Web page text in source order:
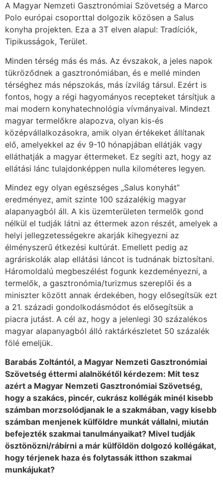
A Magyar Nemzeti Gasztronómiai Szövetség a Marco
Polo európai csoporttal dolgozik közösen a Salus
konyha projekten. Eza a 3T elven alapul: Tradíciók,
Tipikusságok, Terület.
Minden térség más és más. Az évszakok, a jeles napok
tükröződnek a gasztronómiában, és e mellé minden
térséghez más népszokás, más ízvilág társul. Ezért is
fontos, hogy a régi hagyományos recepteket társítjuk a
mai modern konyhatechnológia vívmányaival. Mindezt
magyar termelőkre alapozva, olyan kis-és
középvállalkozásokra, amik olyan értékeket állítanak
elő, amelyekkel az év 9-10 hónapjában ellátják vagy
elláthatják a magyar éttermeket. Ez segíti azt, hogy az
ellátási lánc tulajdonképpen nulla kilométeres legyen.
Mindez egy olyan egészséges „Salus konyhát”
eredményez, amit szinte 100 százalékig magyar
alapanyagból áll. A kis üzemterületen termelők gond
nélkül el tudják látni az éttermek azon részét, amelyek a
helyi jellegzetességekre akarják kihegyezni az
élményszerű étkezési kultúrát. Emellett pedig az
agráriskolák alap ellátási láncot is tudnának biztosítani.
Háromoldalú megbeszélést fogunk kezdeményezni, a
termelők, a gasztronómia/turizmus szereplői és a
miniszter között annak érdekében, hogy elősegítsük ezt
a 21. századi gondolkodásmódot és elősegítsük a
piacra jutást. A cél az, hogy a jelenlegi 30 százalékos
magyar alapanyagból álló raktárkészletet 50 százalék
fölé emeljük.
Barabás Zoltántól, a Magyar Nemzeti Gasztronómiai
Szövetség éttermi alalnökétől kérdezem: Mit tesz
azért a Magyar Nemzeti Gasztronómiai Szövetség,
hogy a szakács, pincér, cukrász kollégák minél kisebb
számban morzsolódjanak le a szakmában, vagy kisebb
számban menjenek külföldre munkát vállalni, miután
befejezték szakmai tanulmányaikat? Mivel tudják
ösztönözni/rábírni a már külföldön dolgozó kollégákat,
hogy térjenek haza és folytassák itthon szakmai
munkájukat?